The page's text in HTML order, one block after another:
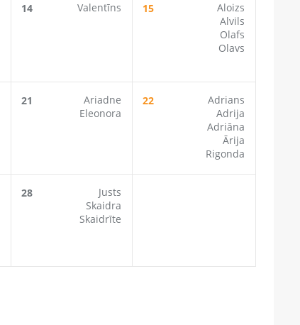
14 Valentīns 15
Aloizs
Alvils
Olafs
Olavs
21
Ariadne
Eleonora
22
Adrians
Adrija
Adriāna
Ārija
Rigonda
28
Justs
Skaidra
Skaidrīte